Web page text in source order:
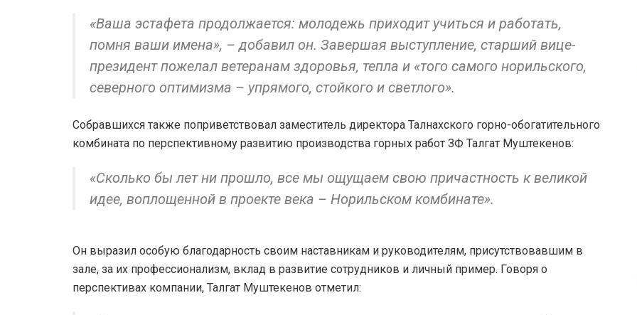
«Ваша эстафета продолжается: молодежь приходит учиться и работать,
помня ваши имена», – добавил он. Завершая выступление, старший вице-
президент пожелал ветеранам здоровья, тепла и «того самого норильского,
северного оптимизма – упрямого, стойкого и светлого».
Собравшихся также поприветствовал заместитель директора Талнахского горно-обогатительного
комбината по перспективному развитию производства горных работ ЗФ Талгат Муштекенов:
«Сколько бы лет ни прошло, все мы ощущаем свою причастность к великой
идее, воплощенной в проекте века – Норильском комбинате».
Он выразил особую благодарность своим наставникам и руководителям, присутствовавшим в
зале, за их профессионализм, вклад в развитие сотрудников и личный пример. Говоря о
перспективах компании, Талгат Муштекенов отметил: